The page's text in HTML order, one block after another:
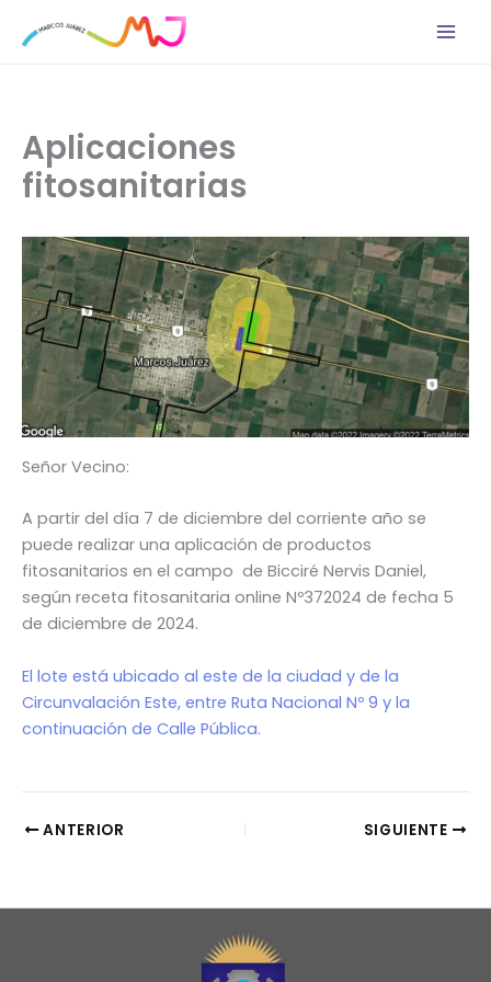
Aplicaciones
fitosanitarias
Señor Vecino:
A partir del día 7 de diciembre del corriente año se
puede realizar una aplicación de productos
fitosanitarios en el campo de Bicciré Nervis Daniel,
según receta fitosanitaria online Nº372024 de fecha 5
de diciembre de 2024.
El lote está ubicado al este de la ciudad y de la
Circunvalación Este, entre Ruta Nacional Nº 9 y la
continuación de Calle Pública.
ANTERIOR SIGUIENTE